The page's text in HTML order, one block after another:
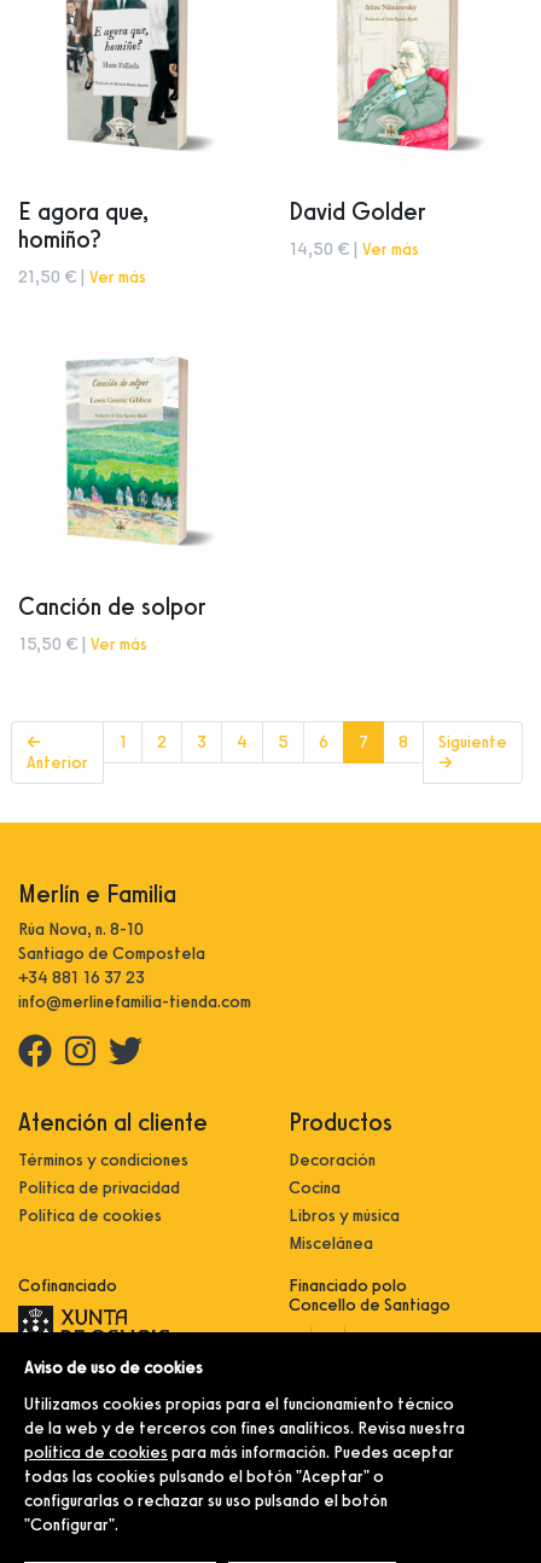
E agora que,
homiño?
21,50 € | Ver más
David Golder
14,50 € | Ver más
Canción de solpor
15,50 € | Ver más
←
Anterior
1 2 3 4 5 6 7 (current)
8
Siguiente
→
Merlín e Familia
Rúa Nova, n. 8-10
Santiago de Compostela
+34 881 16 37 23
info@merlinefamilia-tienda.com
Atención al cliente
Términos y condiciones
Política de privacidad
Política de cookies
Productos
Decoración
Cocina
Libros y música
Miscelánea
Cofinanciado
Innovación, dixitalización e
comercialización e expansión do
sector comercial e artesanal
Implantación e pulo da estratexia
dixital e modernización do sector
comercial e artesanal (CO300C
2021)
Financiado polo
Concello de Santiago
© Merlín e Familia.
Aviso de uso de cookies
Utilizamos cookies propias para el funcionamiento técnico
de la web y de terceros con fines analíticos. Revisa nuestra
política de cookies para más información. Puedes aceptar
todas las cookies pulsando el botón "Aceptar" o
configurarlas o rechazar su uso pulsando el botón
"Configurar".